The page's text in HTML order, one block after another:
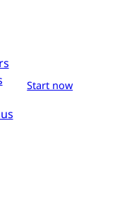
Start now